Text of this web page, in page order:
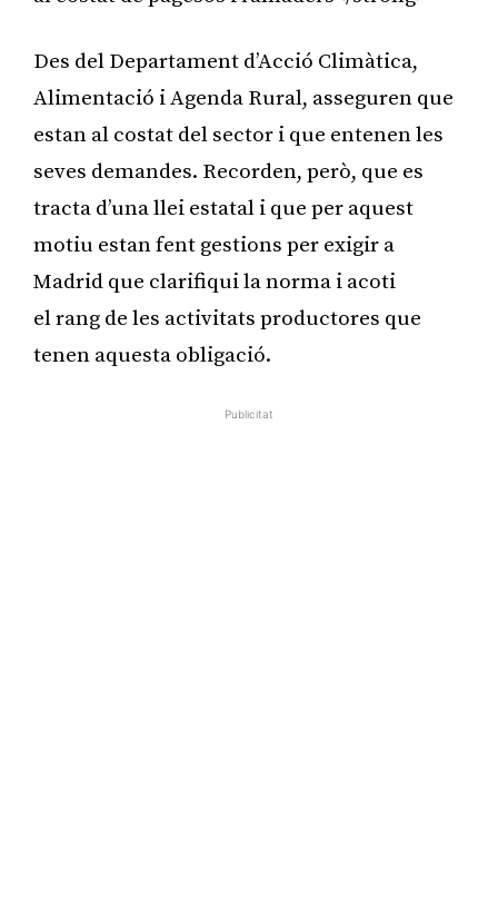
Des del Departament d’Acció Climàtica,
Alimentació i Agenda Rural, asseguren que
estan al costat del sector i que entenen les
seves demandes. Recorden, però, que es
tracta d’una llei estatal i que per aquest
motiu estan fent gestions per exigir a
Madrid que clarifiqui la norma i acoti
el rang de les activitats productores que
tenen aquesta obligació.
Publicitat